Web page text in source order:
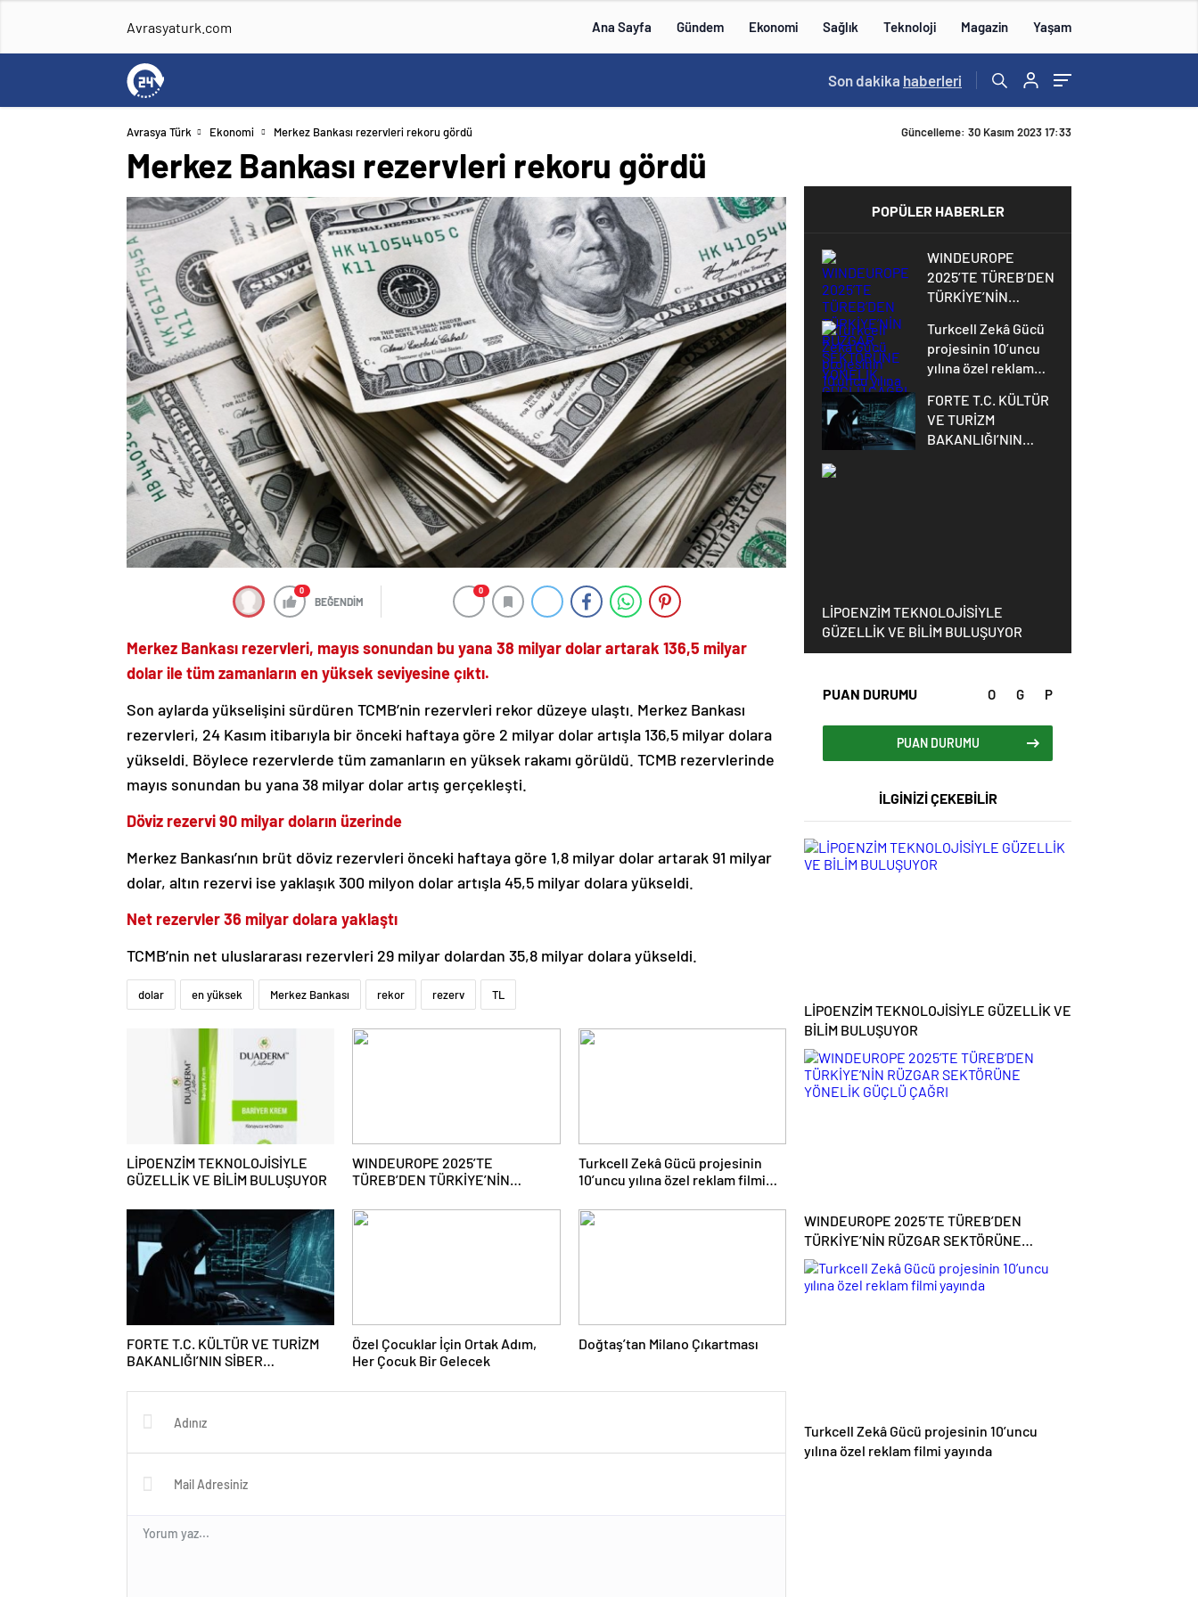
Avrasyaturk.com Ana Sayfa Gündem Ekonomi Sağlık Teknoloji Magazin Yaşam
Son dakika haberleri
Avrasya Türk Ekonomi Merkez Bankası rezervleri rekoru gördü Güncelleme: 30 Kasım 2023 17:33
Merkez Bankası rezervleri rekoru gördü
0
BEĞENDİM
0
Merkez Bankası rezervleri, mayıs sonundan bu yana 38 milyar dolar artarak 136,5 milyar
dolar ile tüm zamanların en yüksek seviyesine çıktı.
Son aylarda yükselişini sürdüren TCMB’nin rezervleri rekor düzeye ulaştı. Merkez Bankası
rezervleri, 24 Kasım itibarıyla bir önceki haftaya göre 2 milyar dolar artışla 136,5 milyar dolara
yükseldi. Böylece rezervlerde tüm zamanların en yüksek rakamı görüldü. TCMB rezervlerinde
mayıs sonundan bu yana 38 milyar dolar artış gerçekleşti.
Döviz rezervi 90 milyar doların üzerinde
Merkez Bankası’nın brüt döviz rezervleri önceki haftaya göre 1,8 milyar dolar artarak 91 milyar
dolar, altın rezervi ise yaklaşık 300 milyon dolar artışla 45,5 milyar dolara yükseldi.
Net rezervler 36 milyar dolara yaklaştı
TCMB’nin net uluslararası rezervleri 29 milyar dolardan 35,8 milyar dolara yükseldi.
dolar en yüksek Merkez Bankası rekor rezerv TL
LİPOENZİM TEKNOLOJİSİYLE
GÜZELLİK VE BİLİM BULUŞUYOR
WINDEUROPE 2025’TE
TÜREB’DEN TÜRKİYE’NİN
GÜÇLÜ ÇAĞRI
Turkcell Zekâ Gücü projesinin
10’uncu yılına özel reklam filmi
FORTE T.C. KÜLTÜR VE TURİZM
BAKANLIĞI’NIN SİBER
BİRLİĞİ YAPTI
Özel Çocuklar İçin Ortak Adım,
Her Çocuk Bir Gelecek
Doğtaş’tan Milano Çıkartması
POPÜLER HABERLER
WINDEUROPE
2025’TE TÜREB’DEN
TÜRKİYE’NİN
YÖNELİK GÜÇLÜ
ÇAĞRI
Turkcell Zekâ Gücü
projesinin 10’uncu
yılına özel reklam
FORTE T.C. KÜLTÜR
VE TURİZM
BAKANLIĞI’NIN
LİPOENZİM TEKNOLOJİSİYLE
GÜZELLİK VE BİLİM BULUŞUYOR
PUAN DURUMU O G P
PUAN DURUMU
İLGİNİZİ ÇEKEBİLİR
LİPOENZİM TEKNOLOJİSİYLE GÜZELLİK VE
BİLİM BULUŞUYOR
WINDEUROPE 2025’TE TÜREB’DEN
TÜRKİYE’NİN RÜZGAR SEKTÖRÜNE
YÖNELİK GÜÇLÜ ÇAĞRI
Turkcell Zekâ Gücü projesinin 10’uncu
yılına özel reklam filmi yayında